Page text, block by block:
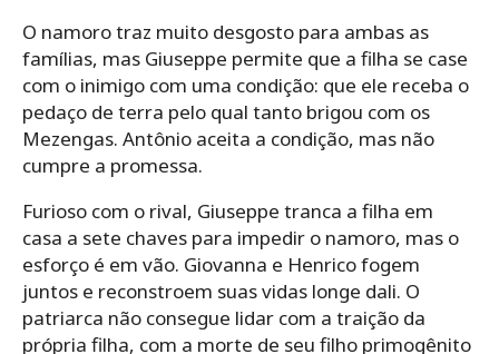
O namoro traz muito desgosto para ambas as
famílias, mas Giuseppe permite que a filha se case
com o inimigo com uma condição: que ele receba o
pedaço de terra pelo qual tanto brigou com os
Mezengas. Antônio aceita a condição, mas não
cumpre a promessa.
Furioso com o rival, Giuseppe tranca a filha em
casa a sete chaves para impedir o namoro, mas o
esforço é em vão. Giovanna e Henrico fogem
juntos e reconstroem suas vidas longe dali. O
patriarca não consegue lidar com a traição da
própria filha, com a morte de seu filho primogênito